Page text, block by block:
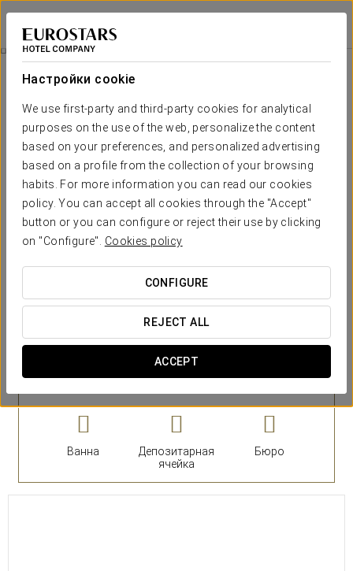
Настройки cookie
We use first-party and third-party cookies for analytical
purposes on the use of the web, personalize the content
based on your preferences, and personalized advertising
based on a profile from the collection of your browsing
habits. For more information you can read our cookies
policy. You can accept all cookies through the "Accept"
button or you can configure or reject their use by clicking
on "Configure". Cookies policy
CONFIGURE
REJECT ALL
ACCEPT
Eurostars Mar de Vigo
ВИГО
Номера
Необходимые вам комфорт и
отдых
Отель Eurostars Mar de Vigo предлагает 120 просторную,
современную и светлую комнату, сочетая передовые
технологии с минималистичным дизайном. Каждое
помещение тщательно продумано для обеспечения
комфорта и функциональности, создавая расслабляющую и
приятную атмосферу. Кроме того, отель располагает 4
подходят для длительного пребывания или для комфортной
работы во время визита.
ОСНОВНЫЕ УСЛУГИ
Ванна
Депозитарная
ячейка
Бюро